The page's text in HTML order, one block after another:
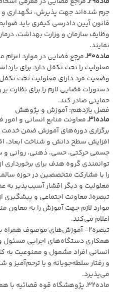
قانون آیین دادرسی کیفری باید
وظایف سازمان و وزارت بهداشت،
نمایند.
ماده۳۰ـ
مرجع قضایی در موارد
معلولیت را تحت تکفل دارد برای
وضعیت فرد دارای معلولیت تحت
دستورات قضایی لازم را برای نظارت
حمایتی صادر کند.
فصل یازدهم: آموزش و پژوهش
ماده۳۱ـ
معاونت منابع انسانی و
برگزاری دوره‌های آموزش ضمن خدمت
افزایش سطح دانش و شناخت ابعاد،
جسمی حرکتی، حسی، ذهنی، روانی و
توانمندی گروه هدف برای برخورداری
را با مشارکت متخصصین در حوزه
معلولیت و دیگر اقشار آسیب‌پذیر به
تبصره۱ـ معاونت اجتماعی و
موارد لازم جهت آموزش را به معاون
اعلام می‌کند.
تبصره۲- آموزش‌های موصوف همراه
همکاری دستگاه‌های اجرایی مسئول و
انسانی افراد مشمول و ممنوعیت به‌
و رفتار سلطه‌جویانه و یا ترحم‌آمیز
می‌پذیرد.
ماده۳۲ـ پژوهشگاه قوه قضائیه